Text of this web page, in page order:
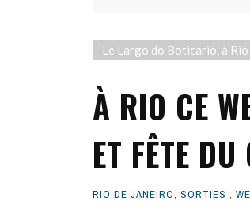
Le Largo do Boticario, à
À RIO CE
ET FÊTE
RIO DE JANEIRO, SORTIES ,